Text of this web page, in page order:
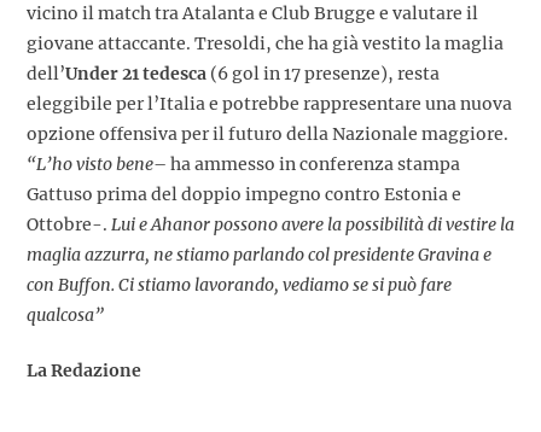
vicino il match tra Atalanta e Club Brugge e valutare il
giovane attaccante. Tresoldi, che ha già vestito la maglia
dell’Under 21 tedesca (6 gol in 17 presenze), resta
eleggibile per l’Italia e potrebbe rappresentare una nuova
opzione offensiva per il futuro della Nazionale maggiore.
“L’ho visto bene– ha ammesso in conferenza stampa
Gattuso prima del doppio impegno contro Estonia e
Ottobre-. Lui e Ahanor possono avere la possibilità di vestire la
maglia azzurra, ne stiamo parlando col presidente Gravina e
con Buffon. Ci stiamo lavorando, vediamo se si può fare
qualcosa”
La Redazione